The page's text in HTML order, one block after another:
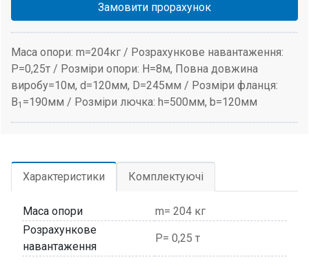
Замовити прорахунок
Маса опори: m=204кг / Розрахункове навантаження:
P=0,25т / Розміри опори: H=8м, Повна довжина
виробу=10м, d=120мм, D=245мм / Розміри фланця:
B1 =190мм / Розміри лючка: h=500мм, b=120мм
Характеристики Комплектуючі
Маса опори
m= 204 кг
Розрахункове
навантаження
P= 0,25 т